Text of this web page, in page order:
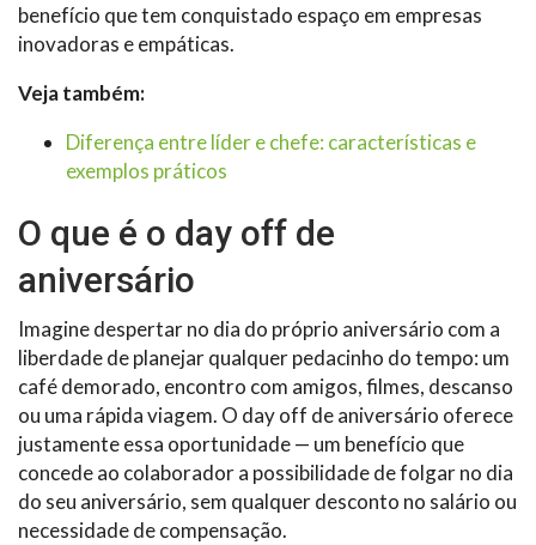
benefício que tem conquistado espaço em empresas
inovadoras e empáticas.
Veja também:
Diferença entre líder e chefe: características e
exemplos práticos
O que é o day off de
aniversário
Imagine despertar no dia do próprio aniversário com a
liberdade de planejar qualquer pedacinho do tempo: um
café demorado, encontro com amigos, filmes, descanso
ou uma rápida viagem. O day off de aniversário oferece
justamente essa oportunidade — um benefício que
concede ao colaborador a possibilidade de folgar no dia
do seu aniversário, sem qualquer desconto no salário ou
necessidade de compensação.